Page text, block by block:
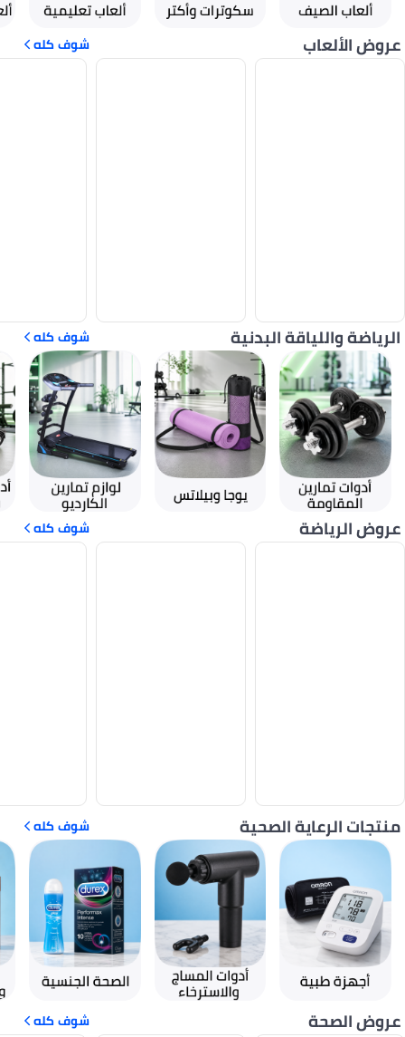
عروض الألعاب شوف كله
الرياضة واللياقة البدنية شوف كله
عروض الرياضة شوف كله
منتجات الرعاية الصحية شوف كله
عروض الصحة شوف كله